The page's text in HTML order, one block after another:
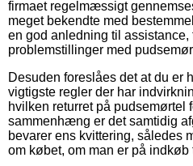
firmaet regelmæssigt
meget bekendte med
en god anledning til assistance,
problemstillinger med
Desuden foreslåes det at du er
vigtigste regler der har
hvilken returret på pudsemørtel
sammenhæng er det samtidig
bevarer ens kvittering, således
om købet, om man er på